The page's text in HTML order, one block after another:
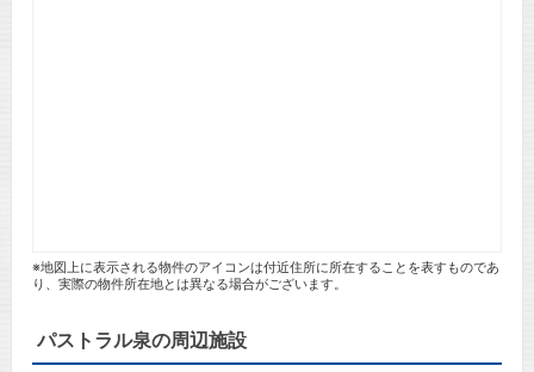
※地図上に表示される物件のアイコンは付近住所に所在することを表すものであ
り、実際の物件所在地とは異なる場合がございます。
パストラル泉の周辺施設